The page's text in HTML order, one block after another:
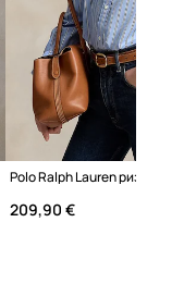
209,90 €